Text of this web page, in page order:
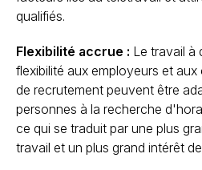
qualifiés.
Flexibilité accrue : Le travail à
flexibilité aux employeurs et
de recrutement peuvent être
personnes à la recherche
ce qui se traduit par une plus
travail et un plus grand intérêt